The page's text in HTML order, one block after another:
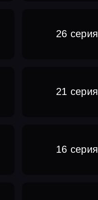
26 серия
21 серия
16 серия